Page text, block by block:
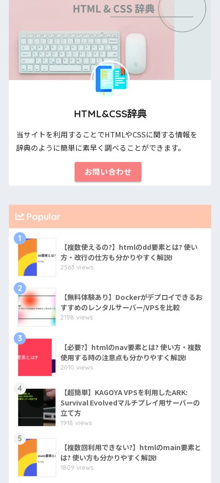
HTML&CSS辞典
当サイトを利用することでHTMLやCSSに関する情報を
辞典のように簡単に素早く調べることができます。
お問い合わせ
Popular
1
【複数使えるの?】htmlのdd要素とは? 使い
方・改行の仕方も分かりやすく解説!
2563 views
2
【無料体験あり】Dockerがデプロイできるお
すすめのレンタルサーバー/VPSを比較
2198 views
3
【必要?】htmlのnav要素とは? 使い方・複数
使用する時の注意点も分かりやすく解説!
2010 views
4
【超簡単】KAGOYA VPSを利用したARK:
Survival Evolvedマルチプレイ用サーバーの
立て方
1918 views
5
【複数回利用できない?】htmlのmain要素と
は? 使い方も分かりやすく解説!
1809 views